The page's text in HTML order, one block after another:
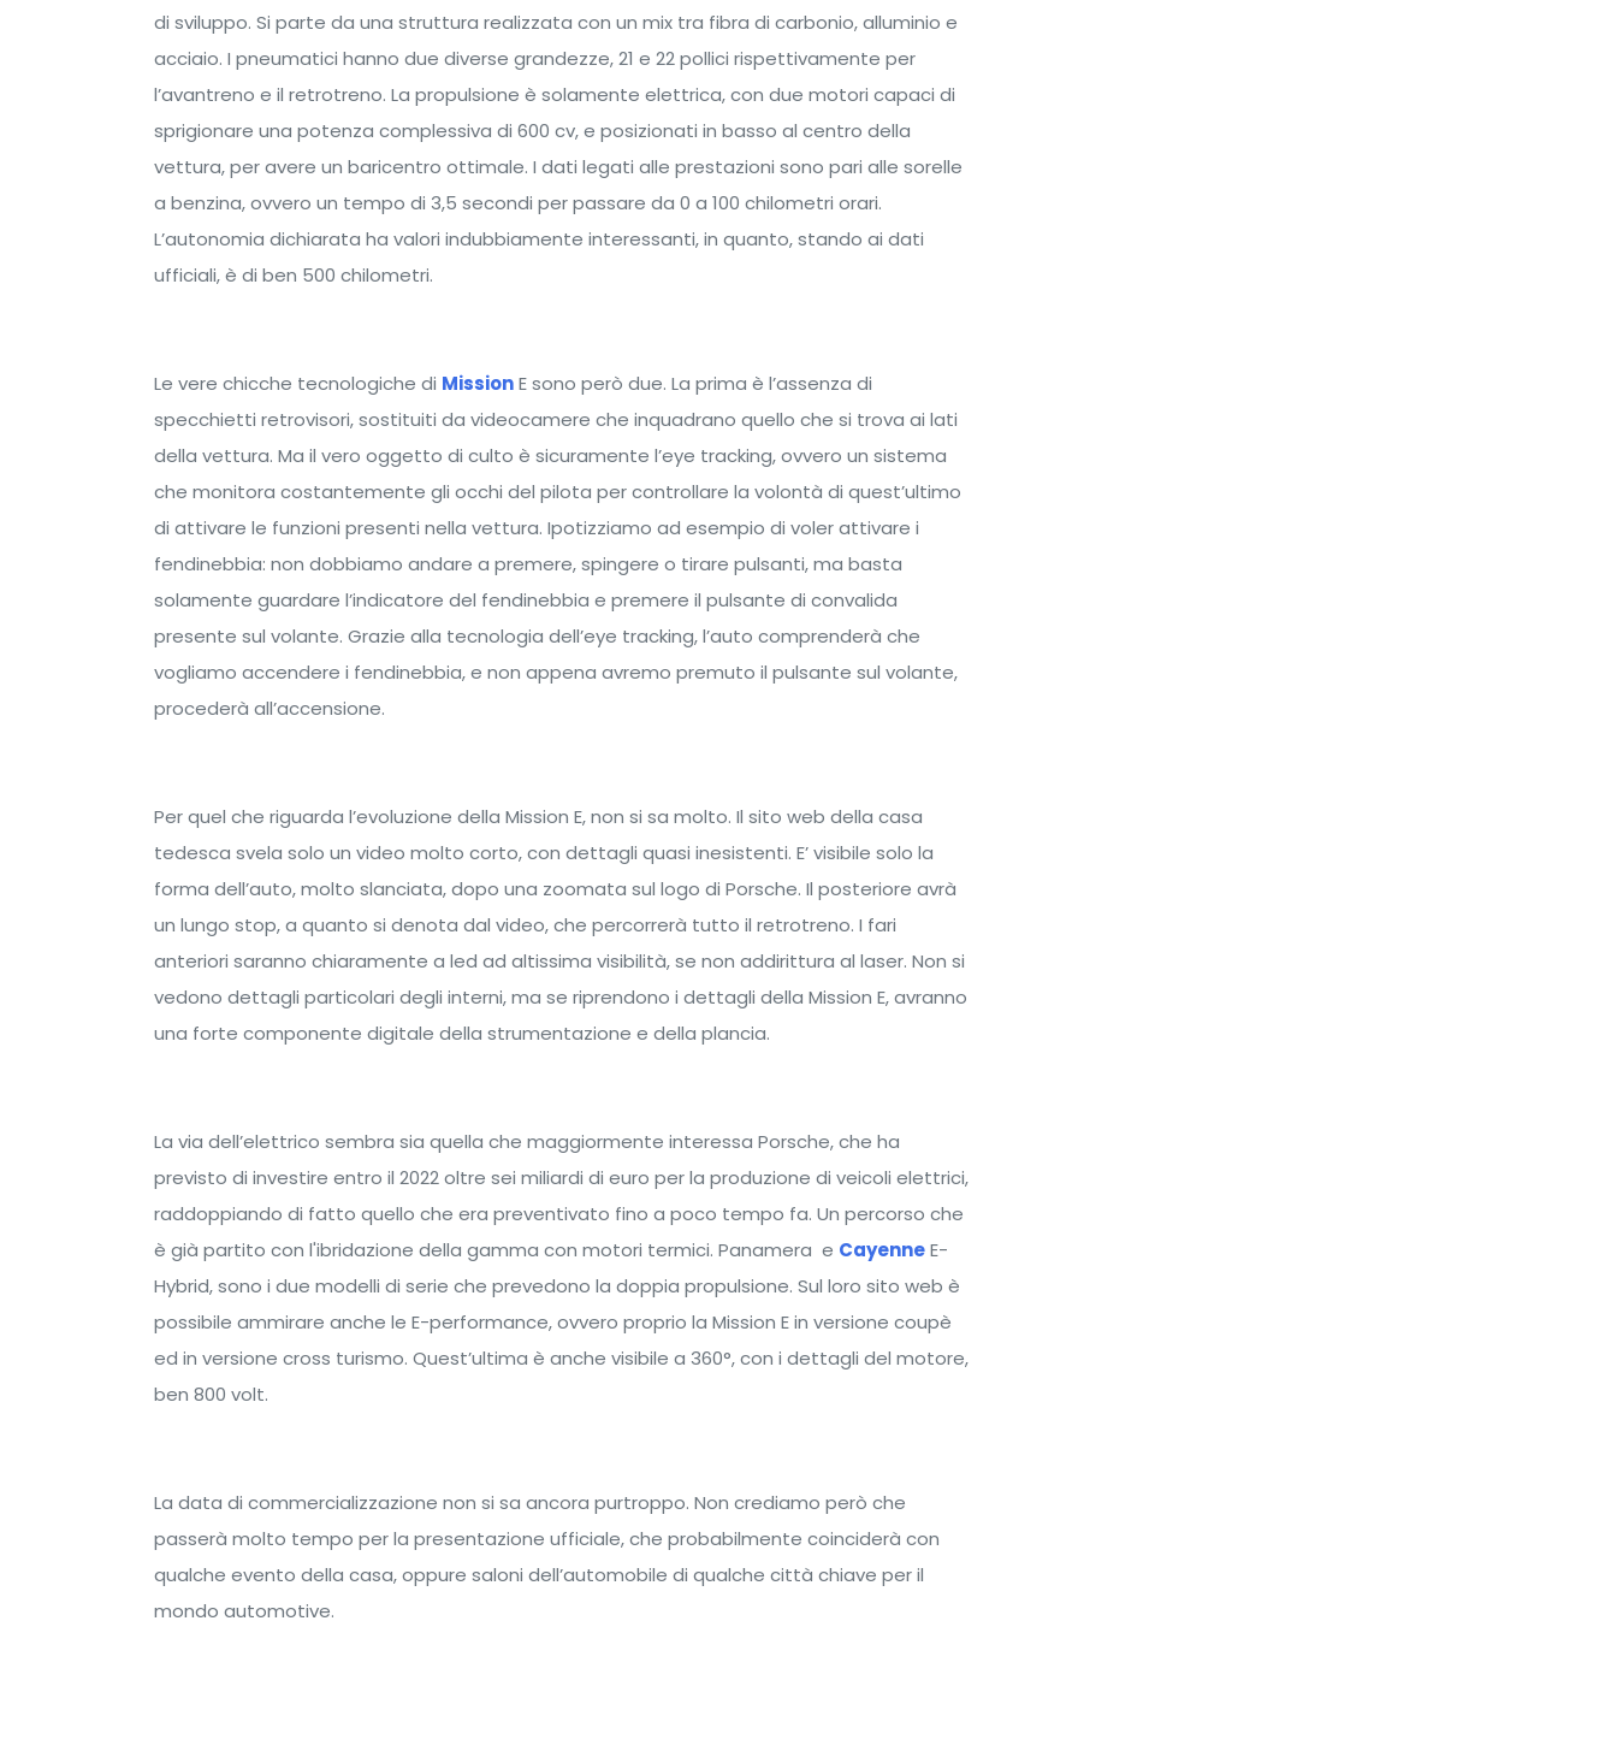
di sviluppo. Si parte da una struttura realizzata con un mix tra fibra di carbonio, alluminio e
acciaio. I pneumatici hanno due diverse grandezze, 21 e 22 pollici rispettivamente per
l’avantreno e il retrotreno. La propulsione è solamente elettrica, con due motori capaci di
sprigionare una potenza complessiva di 600 cv, e posizionati in basso al centro della
vettura, per avere un baricentro ottimale. I dati legati alle prestazioni sono pari alle sorelle
a benzina, ovvero un tempo di 3,5 secondi per passare da 0 a 100 chilometri orari.
L’autonomia dichiarata ha valori indubbiamente interessanti, in quanto, stando ai dati
ufficiali, è di ben 500 chilometri.
Le vere chicche tecnologiche di MissionE sono però due. La prima è l’assenza di
specchietti retrovisori, sostituiti da videocamere che inquadrano quello che si trova ai lati
della vettura. Ma il vero oggetto di culto è sicuramente l’eye tracking, ovvero un sistema
che monitora costantemente gli occhi del pilota per controllare la volontà di quest’ultimo
di attivare le funzioni presenti nella vettura. Ipotizziamo ad esempio di voler attivare i
fendinebbia: non dobbiamo andare a premere, spingere o tirare pulsanti, ma basta
solamente guardare l’indicatore del fendinebbia e premere il pulsante di convalida
presente sul volante. Grazie alla tecnologia dell’eye tracking, l’auto comprenderà che
vogliamo accendere i fendinebbia, e non appena avremo premuto il pulsante sul volante,
procederà all’accensione.
Per quel che riguarda l’evoluzione della Mission E, non si sa molto. Il sito web della casa
tedesca svela solo un video molto corto, con dettagli quasi inesistenti. E’ visibile solo la
forma dell’auto, molto slanciata, dopo una zoomata sul logo di Porsche. Il posteriore avrà
un lungo stop, a quanto si denota dal video, che percorrerà tutto il retrotreno. I fari
anteriori saranno chiaramente a led ad altissima visibilità, se non addirittura al laser. Non si
vedono dettagli particolari degli interni, ma se riprendono i dettagli della Mission E, avranno
una forte componente digitale della strumentazione e della plancia.
La via dell’elettrico sembra sia quella che maggiormente interessa Porsche, che ha
previsto di investire entro il 2022 oltre sei miliardi di euro per la produzione di veicoli elettrici,
raddoppiando di fatto quello che era preventivato fino a poco tempo fa. Un percorso che
è già partito con l'ibridazione della gamma con motori termici. Panamera e CayenneE-
Hybrid, sono i due modelli di serie che prevedono la doppia propulsione. Sul loro sito web è
possibile ammirare anche le E-performance, ovvero proprio la Mission E in versione coupè
ed in versione cross turismo. Quest’ultima è anche visibile a 360°, con i dettagli del motore,
ben 800 volt.
La data di commercializzazione non si sa ancora purtroppo. Non crediamo però che
passerà molto tempo per la presentazione ufficiale, che probabilmente coinciderà con
qualche evento della casa, oppure saloni dell’automobile di qualche città chiave per il
mondo automotive.